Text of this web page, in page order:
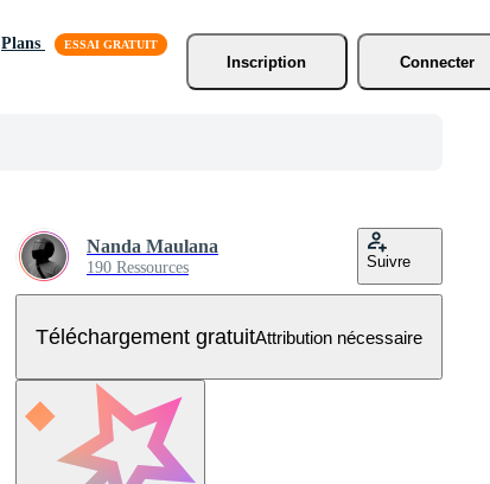
Plans
Inscription
Connecter
Nanda Maulana
190 Ressources Suivre
Téléchargement gratuitAttribution nécessaire